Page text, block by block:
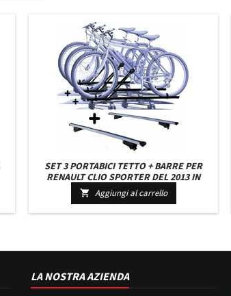
SET 3 PORTABICI TETTO + BARRE PER
RENAULT CLIO SPORTER DEL 2013 IN
ACCIAIO ROBUSTI BARRE 110 CM
C/SERRATURA KIT ATTACCHI INCLUSI
 Aggiungi al carrello
LA NOSTRA AZIENDA